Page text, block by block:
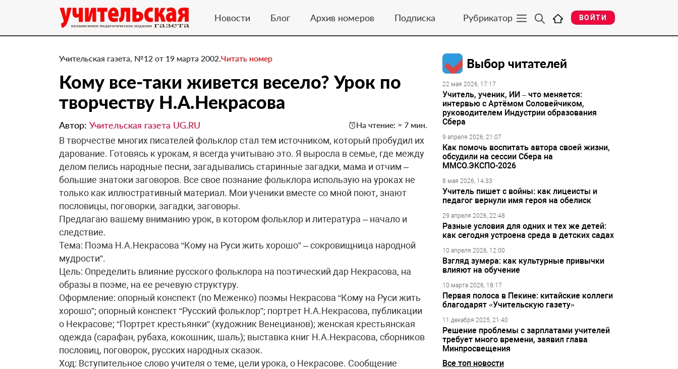
Новости Блог Архив номеров Подписка Рубрикатор ВОЙТИ
Учительская газета, №12 от 19 марта 2002.Читать номер
Кому все-таки живется весело? Урок по
творчеству Н.А.Некрасова
Автор: Учительская газета UG.RU На чтение: ≈ 7 мин.
В творчестве многих писателей фольклор стал тем источником, который пробудил их
дарование. Готовясь к урокам, я всегда учитываю это. Я выросла в семье, где между
делом пелись народные песни, загадывались старинные загадки, мама и отчим –
большие знатоки заговоров. Все свое познание фольклора использую на уроках не
только как иллюстративный материал. Мои ученики вместе со мной поют, знают
пословицы, поговорки, загадки, заговоры.
Предлагаю вашему вниманию урок, в котором фольклор и литература – начало и
следствие.
Тема: Поэма Н.А.Некрасова “Кому на Руси жить хорошо” – сокровищница народной
мудрости”.
Цель: Определить влияние русского фольклора на поэтический дар Некрасова, на
образы в поэме, на ее речевую структуру.
Оформление: опорный конспект (по Меженко) поэмы Некрасова “Кому на Руси жить
хорошо”; опорный конспект “Русский фольклор”; портрет Н.А.Некрасова, публикации
о Некрасове; “Портрет крестьянки” (художник Венецианов); женская крестьянская
одежда (сарафан, рубаха, кокошник, шаль); выставка книг Н.А.Некрасова, сборников
пословиц, поговорок, русских народных сказок.
Ход: Вступительное слово учителя о теме, цели урока, о Некрасове. Сообщение
Выбор читателей
22 мая 2026, 17:17
Учитель, ученик, ИИ – что меняется:
интервью с Артёмом Соловейчиком,
руководителем Индустрии образования
Сбера
9 апреля 2026, 21:07
Как помочь воспитать автора своей жизни,
обсудили на сессии Сбера на
ММСО.ЭКСПО-2026
8 мая 2026, 14:33
Учитель пишет с войны: как лицеисты и
педагог вернули имя героя на обелиск
29 апреля 2026, 22:48
Разные условия для одних и тех же детей:
как сегодня устроена среда в детских садах
10 апреля 2026, 12:00
Взгляд зумера: как культурные привычки
влияют на обучение
10 марта 2026, 18:17
Первая полоса в Пекине: китайские коллеги
благодарят «Учительскую газету»
11 декабря 2025, 21:40
Решение проблемы с зарплатами учителей
требует много времени, заявил глава
Минпросвещения
Все топ новости